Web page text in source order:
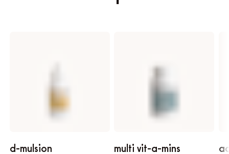
d-mulsion multi vit-a-mins